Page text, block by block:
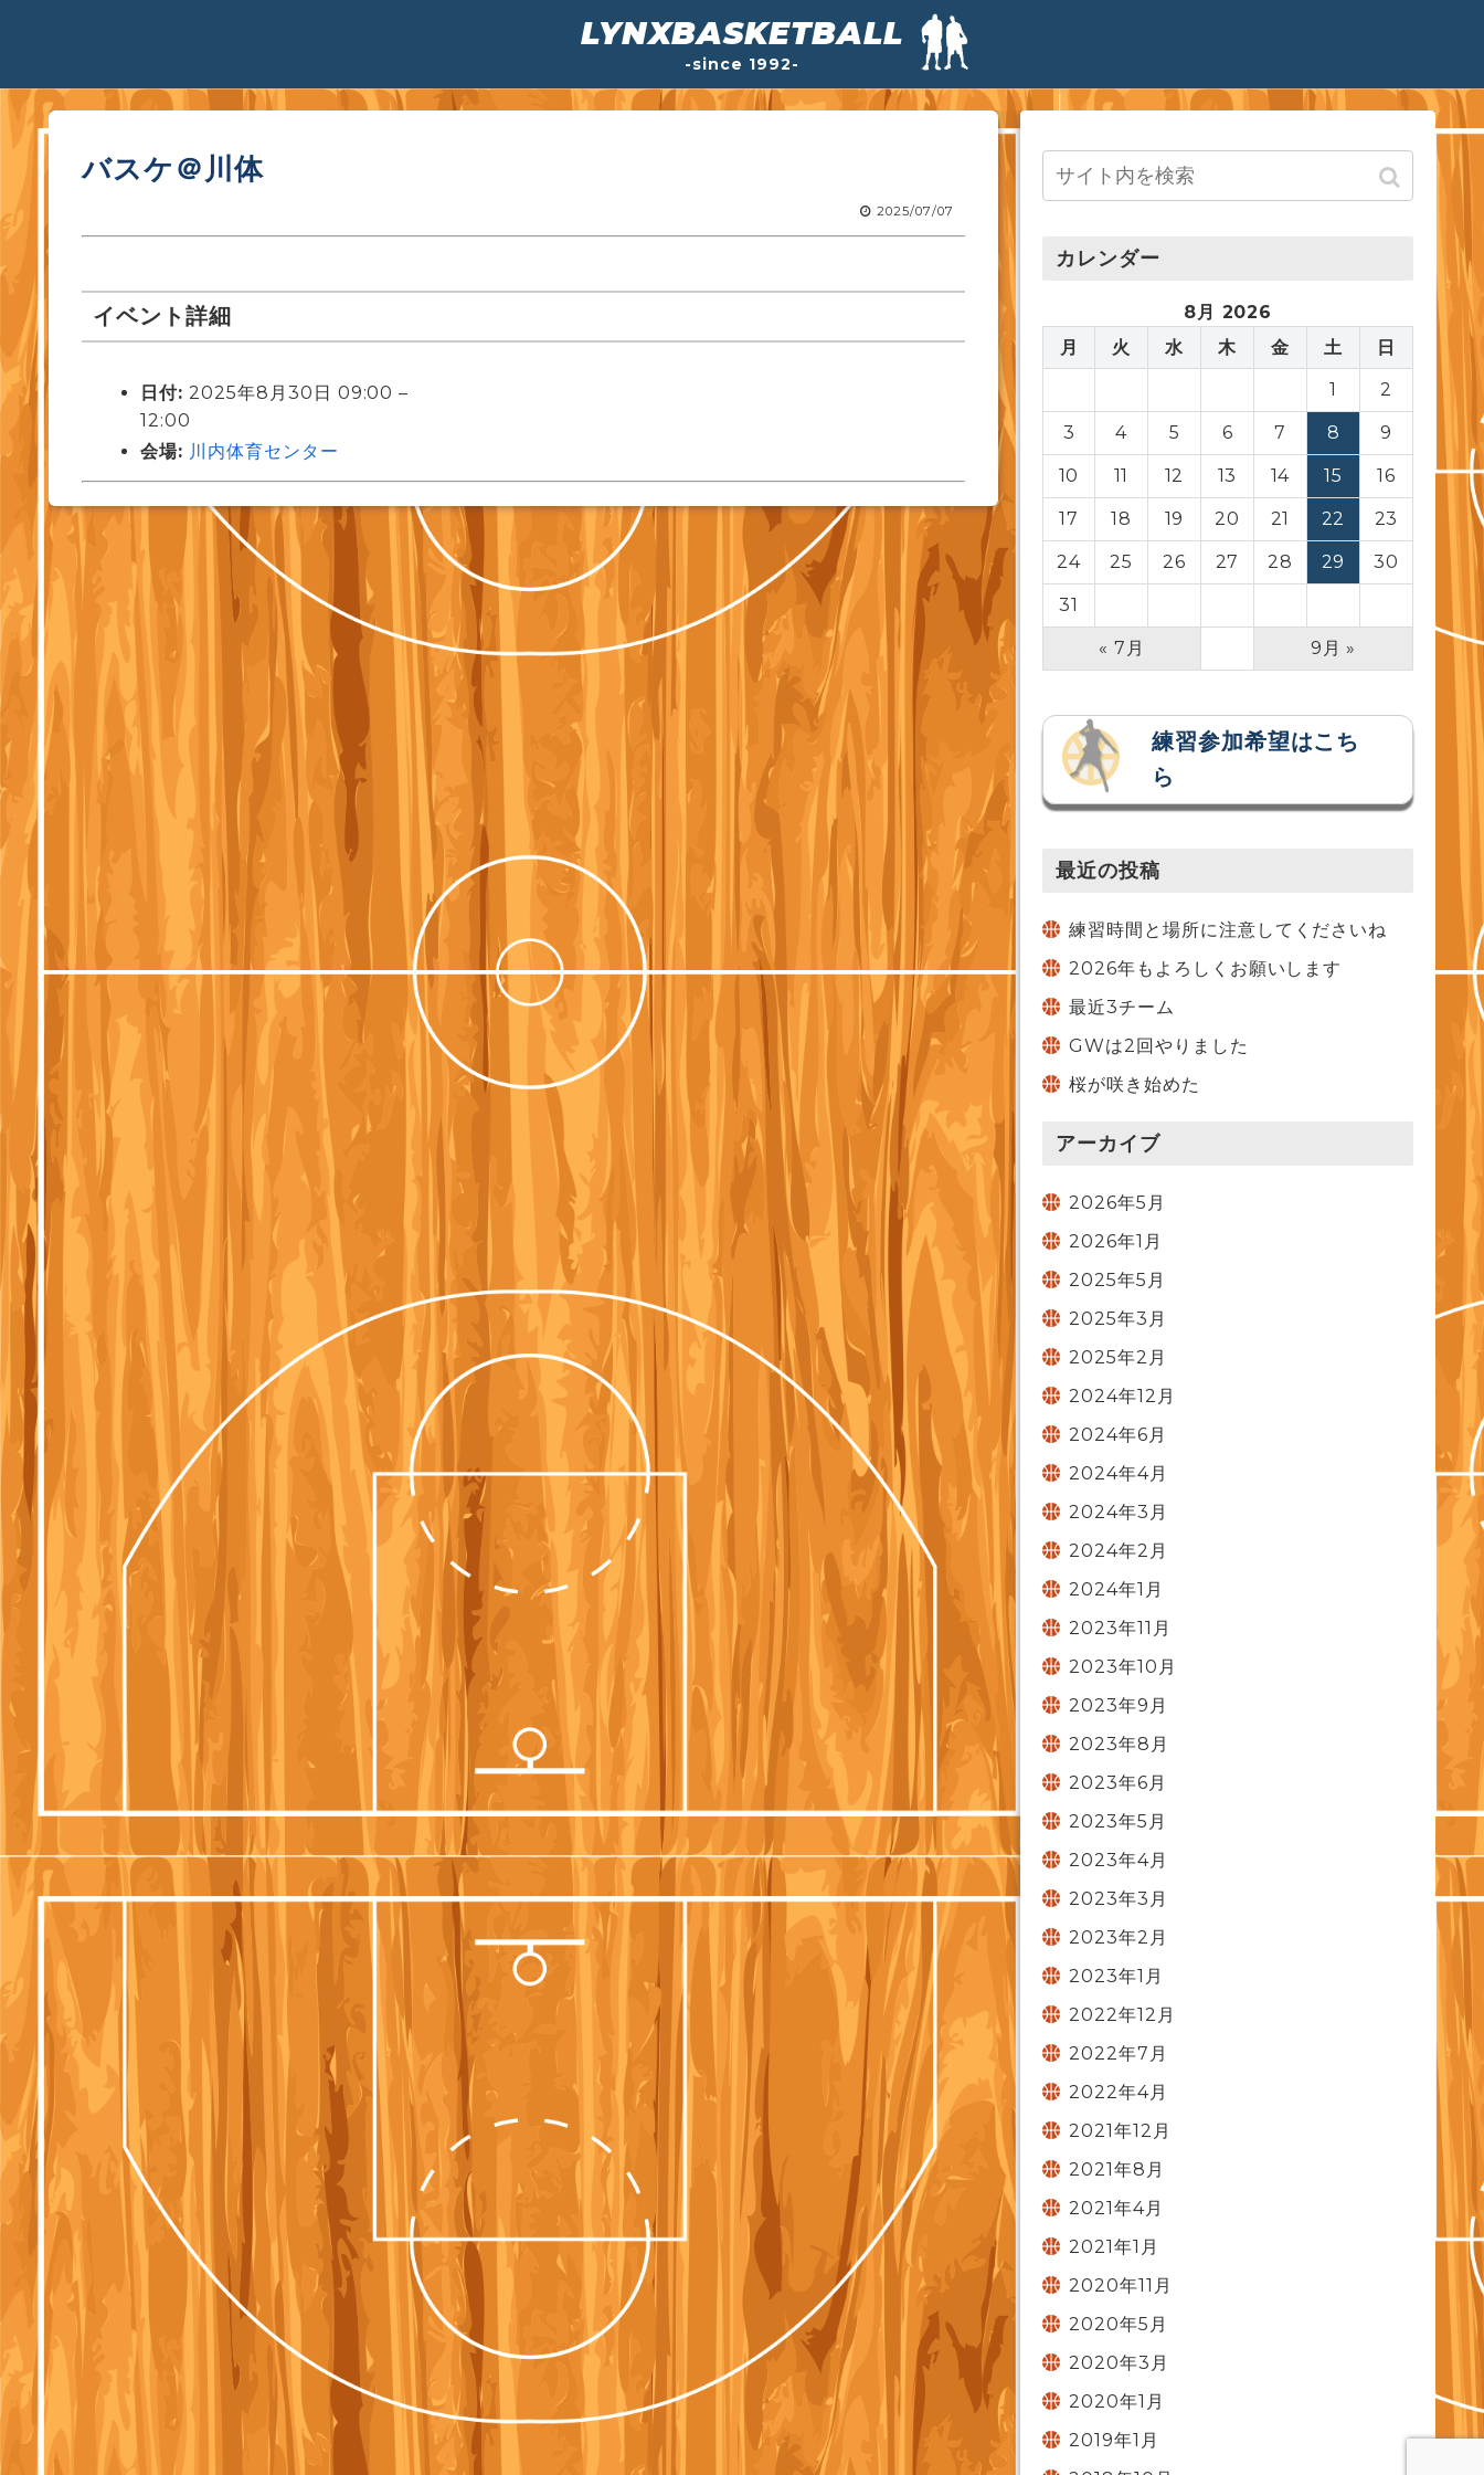
LYNXBASKETBALL
-since 1992-
バスケ＠川体
2025/07/07
イベント詳細
日付: 2025年8月30日 09:00 –
12:00
会場: 川内体育センター
カレンダー
8月 2026
月
火 水 木 金 土
日
1
2
3 4 5 6 7 8 9
10 11 12 13 14 15 16
17 18 19 20 21 22 23
24 25 26 27 28 29 30
31
« 7月 9月 »
練習参加希望はこち
ら
最近の投稿
練習時間と場所に注意してくださいね
2026年もよろしくお願いします
最近3チーム
GWは2回やりました
桜が咲き始めた
アーカイブ
2026年5月
2026年1月
2025年5月
2025年3月
2025年2月
2024年12月
2024年6月
2024年4月
2024年3月
2024年2月
2024年1月
2023年11月
2023年10月
2023年9月
2023年8月
2023年6月
2023年5月
2023年4月
2023年3月
2023年2月
2023年1月
2022年12月
2022年7月
2022年4月
2021年12月
2021年8月
2021年4月
2021年1月
2020年11月
2020年5月
2020年3月
2020年1月
2019年1月